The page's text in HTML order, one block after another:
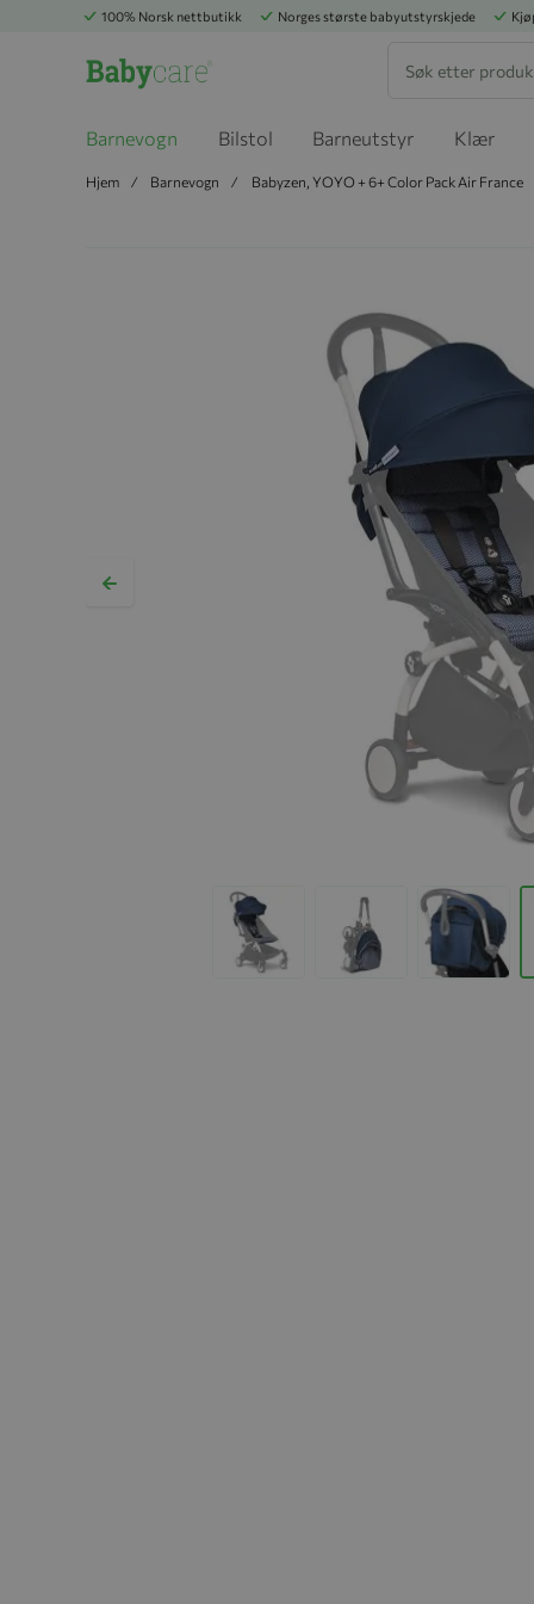
100% Norsk nettbutikk Norges største babyutstyrskjede
Barnevogn Bilstol Barneutstyr Klær
Hjem Barnevogn Babyzen, YOYO + 6+ Color Pack Air France